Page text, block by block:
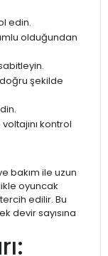
edin.
olduğundan
şekilde
kontrol
bakım ile uzun
oyuncak
edilir. Bu
devir sayısına